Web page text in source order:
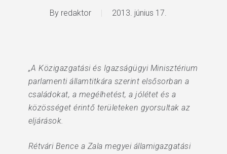
By redaktor 2013. június 17.
„A Közigazgatási és Igazságügyi Minisztérium
parlamenti államtitkára szerint elsősorban a
családokat, a megélhetést, a jólétet és a
közösséget érintő területeken gyorsultak az
eljárások.
Rétvári Bence a Zala megyei államigazgatási